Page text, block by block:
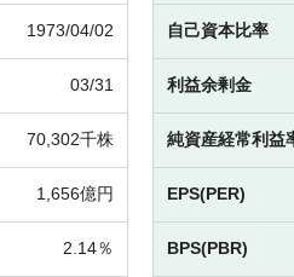
1973/04/02
03/31
70,302千株
1,656億円
2.14％
自己資本比率
利益余剰金
純資産経常利益
EPS(PER)
BPS(PBR)